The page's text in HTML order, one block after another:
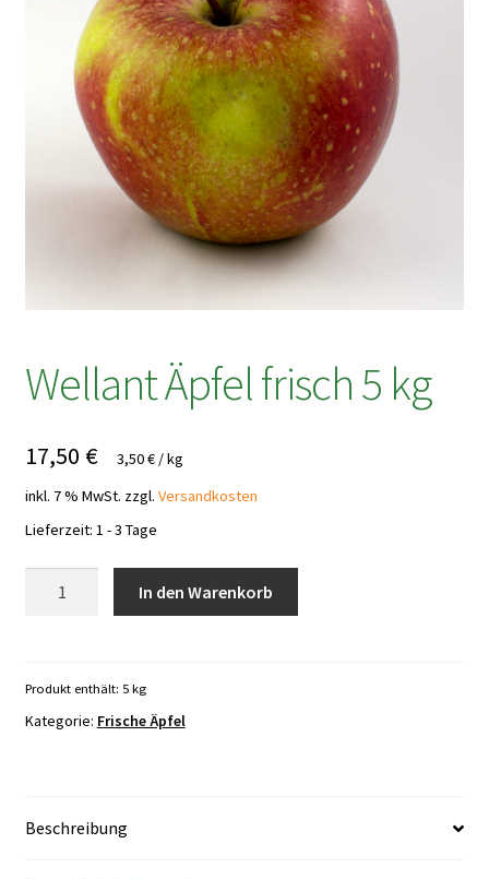
Wellant Äpfel frisch 5 kg
17,50 € 3,50€ /kg
inkl. 7 % MwSt. zzgl. Versandkosten
Lieferzeit: 1 - 3 Tage
kg
Menge
In den Warenkorb
Produkt enthält: 5 kg
Kategorie: Frische Äpfel
Beschreibung